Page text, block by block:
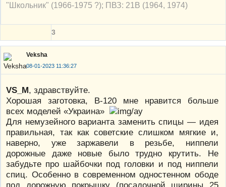
"Школьник" (1966-1975 ?); ПВЗ: 21В (1964, 1974)
3
Veksha
08-01-2023 11:36:27
VS_M, здравствуйте.
Хорошая заготовка, В-120 мне нравится больше
всех моделей «Украина»
Для немузейного варианта заменить спицы — идея
правильная, так как советские слишком мягкие и,
наверно, уже заржавели в резьбе, ниппели
дорожные даже новые было трудно крутить. Не
забудьте про шайбочки под головки и под ниппели
спиц. Особенно в современном одностенном ободе